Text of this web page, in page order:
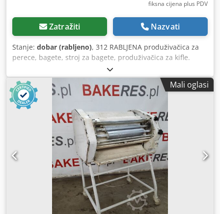
fiksna cijena plus PDV
Zatražiti Nazvati
Stanje: dobar (rabljeno), 312 RABLJENA produživačica za
perece, bagete, stroj za bagete, produživačica za kifle.
Cedpfsyi Uxfjx Afierf Dostupne plaćene opcije: transport.
Navedena cijena je neto cijena. Govorimo engleski,
njemački, francuski, ruski, ukrajinski.
Mali oglasi